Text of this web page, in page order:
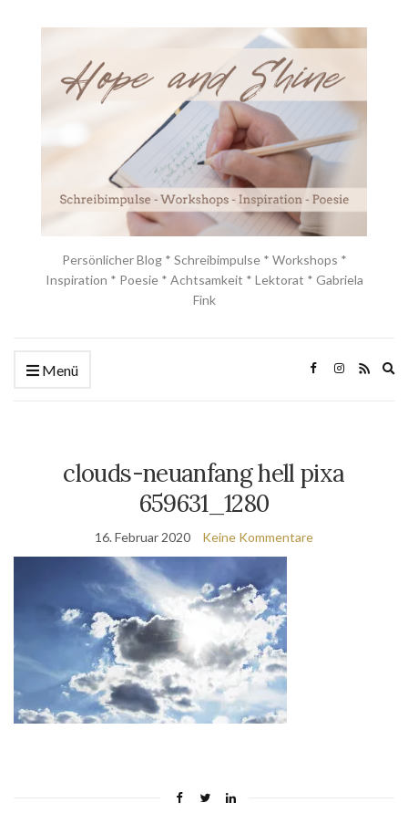
Persönlicher Blog * Schreibimpulse * Workshops *
Inspiration * Poesie * Achtsamkeit * Lektorat * Gabriela
Fink
Menü
clouds-neuanfang hell pixa
659631_1280
16. Februar 2020 Keine Kommentare